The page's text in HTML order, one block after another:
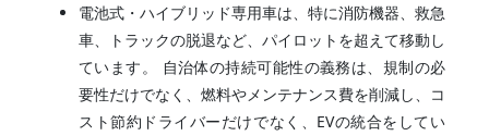
電池式・ハイブリッド専用車は、特に消防機器、救急
車、トラックの脱退など、パイロットを超えて移動し
ています。 自治体の持続可能性の義務は、規制の必
要性だけでなく、燃料やメンテナンス費を削減し、コ
スト節約ドライバーだけでなく、EVの統合をしてい